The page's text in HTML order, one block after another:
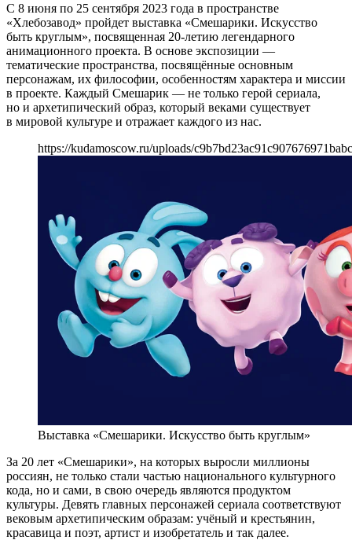
С 8 июня по 25 сентября 2023 года в пространстве
«Хлебозавод» пройдет выставка «Смешарики. Искусство
быть круглым», посвященная 20-летию легендарного
анимационного проекта. В основе экспозиции —
тематические пространства, посвящённые основным
персонажам, их философии, особенностям характера и миссии
в проекте. Каждый Смешарик — не только герой сериала,
но и архетипический образ, который веками существует
в мировой культуре и отражает каждого из нас.
https://kudamoscow.ru/uploads/
Выставка «Смешарики. Искусство быть круглым»
За 20 лет «Смешарики», на которых выросли миллионы
россиян, не только стали частью национального культурного
кода, но и сами, в свою очередь являются продуктом
культуры. Девять главных персонажей сериала соответствуют
вековым архетипическим образам: учёный и крестьянин,
красавица и поэт, артист и изобретатель и так далее.